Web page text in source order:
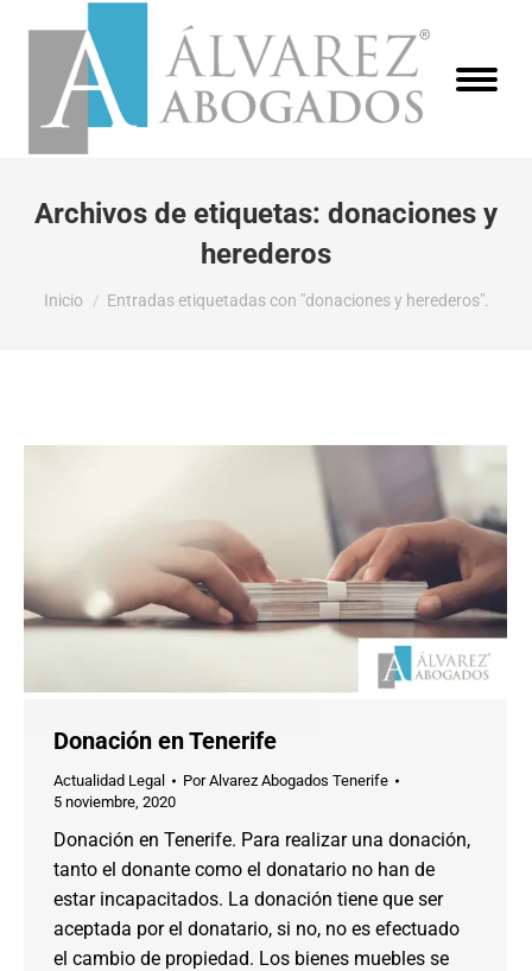
Archivos de etiquetas: donaciones y
herederos
Estás aquí:
Inicio Entradas etiquetadas con "donaciones y herederos".
Donación en Tenerife
Actualidad Legal PorAlvarez Abogados Tenerife
5 noviembre, 2020
Donación en Tenerife. Para realizar una donación,
tanto el donante como el donatario no han de
estar incapacitados. La donación tiene que ser
aceptada por el donatario, si no, no es efectuado
el cambio de propiedad. Los bienes muebles se